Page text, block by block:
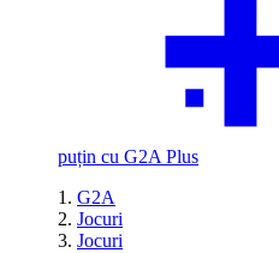
puțin cu G2A Plus
G2A
Jocuri
Jocuri